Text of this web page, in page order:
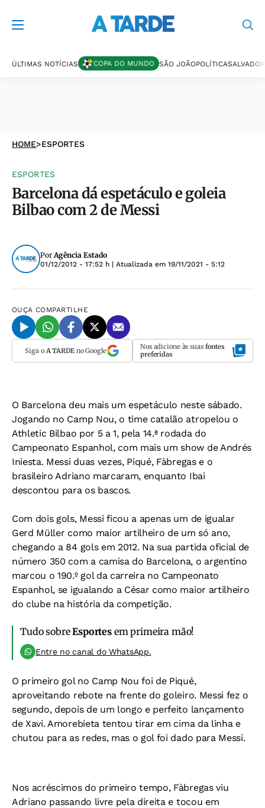
ÚLTIMAS NOTÍCIAS COPA DO MUNDO SÃO JOÃOPOLÍTICASALVADOR
HOME>ESPORTES
ESPORTES
Barcelona dá espetáculo e goleia
Bilbao com 2 de Messi
PorAgência Estado
01/12/2012 - 17:52 h | Atualizada em 19/11/2021 - 5:12
OUÇA COMPARTILHE
Siga o A TARDEno Google Nos adicione às suas fontes
preferidas
O Barcelona deu mais um espetáculo neste sábado.
Jogando no Camp Nou, o time catalão atropelou o
Athletic Bilbao por 5 a 1, pela 14.ª rodada do
Campeonato Espanhol, com mais um show de Andrés
Iniesta. Messi duas vezes, Piqué, Fàbregas e o
brasileiro Adriano marcaram, enquanto Ibai
descontou para os bascos.
Com dois gols, Messi ficou a apenas um de igualar
Gerd Müller como maior artilheiro de um só ano,
chegando a 84 gols em 2012. Na sua partida oficial de
número 350 com a camisa do Barcelona, o argentino
marcou o 190.º gol da carreira no Campeonato
Espanhol, se igualando a César como maior artilheiro
do clube na história da competição.
Tudo sobreEsportesem primeira mão!
Entre no canal do WhatsApp.
O primeiro gol no Camp Nou foi de Piqué,
aproveitando rebote na frente do goleiro. Messi fez o
segundo, depois de um longo e perfeito lançamento
de Xavi. Amorebieta tentou tirar em cima da linha e
chutou para as redes, mas o gol foi dado para Messi.
Nos acréscimos do primeiro tempo, Fàbregas viu
Adriano passando livre pela direita e tocou em